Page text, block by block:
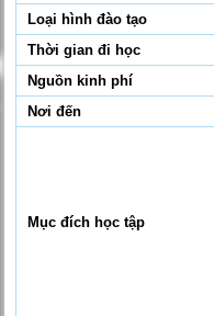
Loại hình đào tạo
Thời gian đi học
Nguồn kinh phí
Nơi đến
Mục đích học tập